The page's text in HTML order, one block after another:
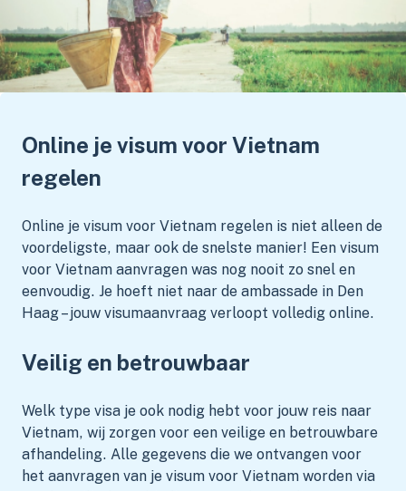
Online je visum voor Vietnam
regelen
Online je visum voor Vietnam regelen is niet alleen de
voordeligste, maar ook de snelste manier! Een visum
voor Vietnam aanvragen was nog nooit zo snel en
eenvoudig. Je hoeft niet naar de ambassade in Den
Haag – jouw visumaanvraag verloopt volledig online.
Veilig en betrouwbaar
Welk type visa je ook nodig hebt voor jouw reis naar
Vietnam, wij zorgen voor een veilige en betrouwbare
afhandeling. Alle gegevens die we ontvangen voor
het aanvragen van je visum voor Vietnam worden via